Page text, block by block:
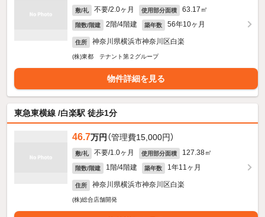
敷/礼 不要/2.0ヶ月 使用部分面積 63.17㎡
階数/階建 2階/4階建 築年数 56年10ヶ月
住所 神奈川県横浜市神奈川区白楽
(株)東都 テナント第２グループ
物件詳細を見る
東急東横線 /白楽駅 徒歩1分
46.7万円 （管理費15,000円）
敷/礼 不要/1.0ヶ月 使用部分面積 127.38㎡
階数/階建 1階/4階建 築年数 1年11ヶ月
住所 神奈川県横浜市神奈川区白楽
(株)総合店舗開発